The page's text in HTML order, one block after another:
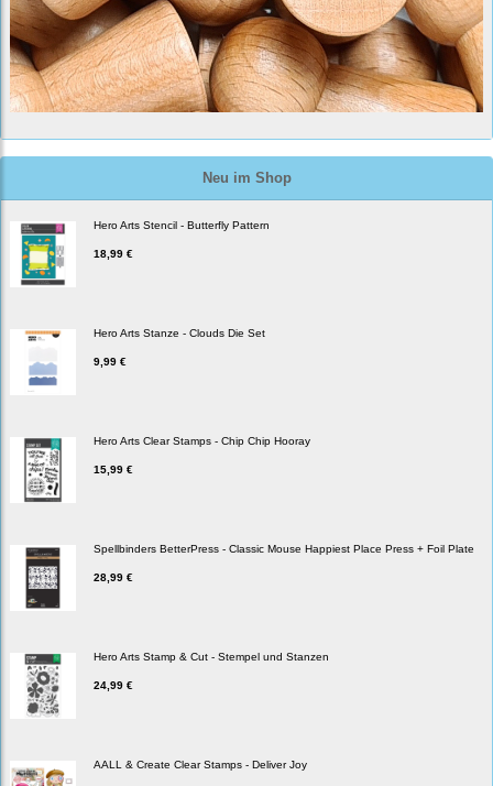
Neu im Shop
Hero Arts Stencil - Butterfly Pattern
18,99 €
Hero Arts Stanze - Clouds Die Set
9,99 €
Hero Arts Clear Stamps - Chip Chip Hooray
15,99 €
Spellbinders BetterPress - Classic Mouse Happiest Place Press + Foil Plate
28,99 €
Hero Arts Stamp & Cut - Stempel und Stanzen
24,99 €
AALL & Create Clear Stamps - Deliver Joy